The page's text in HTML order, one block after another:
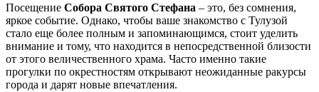
Посещение Собора Святого Стефана – это, без сомнения,
яркое событие. Однако, чтобы ваше знакомство с Тулузой
стало еще более полным и запоминающимся, стоит уделить
внимание и тому, что находится в непосредственной близости
от этого величественного храма. Часто именно такие
прогулки по окрестностям открывают неожиданные ракурсы
города и дарят новые впечатления.